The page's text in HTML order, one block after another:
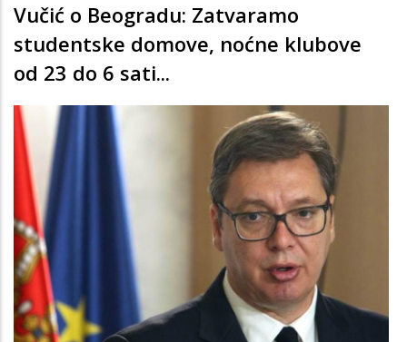
Vučić o Beogradu: Zatvaramo
studentske domove, noćne klubove
od 23 do 6 sati...